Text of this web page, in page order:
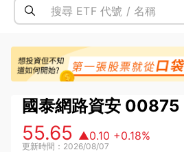
國泰網路資安 00875
55.65 ▲0.10 +0.18%
更新時間：2026/08/07